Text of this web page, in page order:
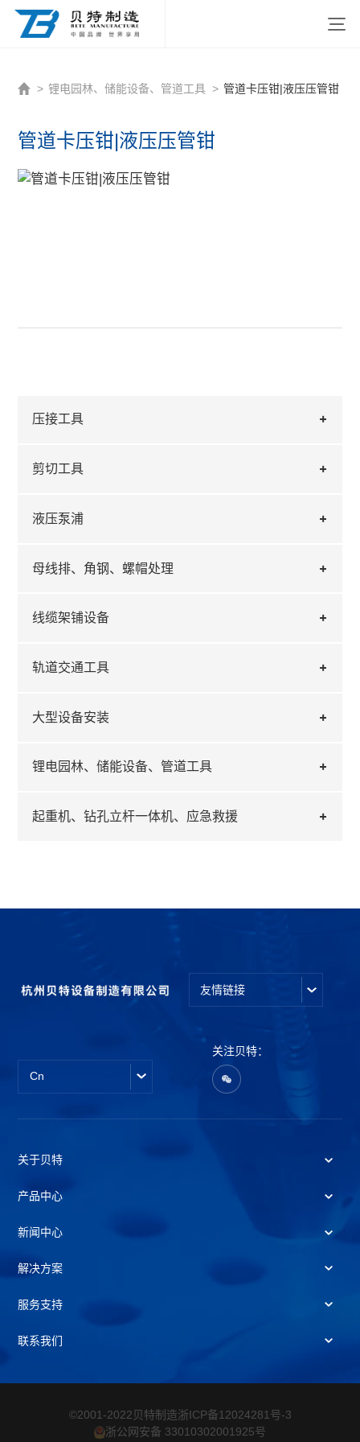
http://www.beitezhizao.com/index.php
> 锂电园林、储能设备、管道工具 > 管道卡压钳|液压压管钳
压接工具
剪切工具
液压泵浦
母线排、角钢、螺帽处理
线缆架铺设备
轨道交通工具
大型设备安装
锂电园林、储能设备、管道工具
起重机、钻孔立杆一体机、应急救援
管道卡压钳|液压压管钳
友情链接
Cn
关注贝特：
关于贝特
产品中心
新闻中心
解决方案
服务支持
联系我们
©2001-2022贝特制造浙ICP备12024281号-3
浙公网安备 33010302001925号